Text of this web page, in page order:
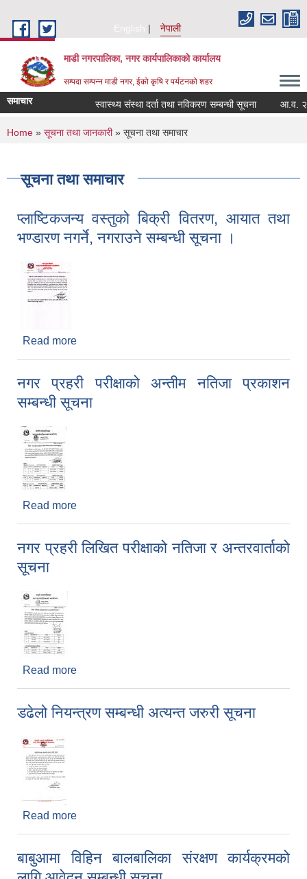
English
नेपाली
माडी नगरपालिका, नगर कार्यपालिकाकाे कार्यालय
सम्पदा सम्पन्न माडी नगर, ईको कृषि र पर्यटनको शहर
समाचार स्वास्थ्य संस्था दर्ता तथा नविकरण सम्बन्धी सूचना आ.व. २०८२/
You are here
Home » सूचना तथा जानकारी» सूचना तथा समाचार
सूचना तथा समाचार
प्लाष्टिकजन्य वस्तुको बिक्री वितरण, आयात तथा
भण्डारण नगर्ने, नगराउने सम्बन्धी सूचना ।
Read more
नगर प्रहरी परीक्षाको अन्तीम नतिजा प्रकाशन
सम्बन्धी सूचना
Read more
नगर प्रहरी लिखित परीक्षाको नतिजा र अन्तरवार्ताको
सूचना
Read more
डढेलो नियन्त्रण सम्बन्धी अत्यन्त जरुरी सूचना
Read more
बाबुआमा विहिन बालबालिका संरक्षण कार्यक्रमको